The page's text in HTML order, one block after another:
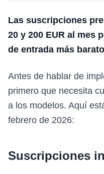
Las suscripciones
20 y 200 EUR al mes
de entrada más
Antes de hablar de
primero que necesita
a los modelos. Aquí
febrero de 2026:
Suscripciones